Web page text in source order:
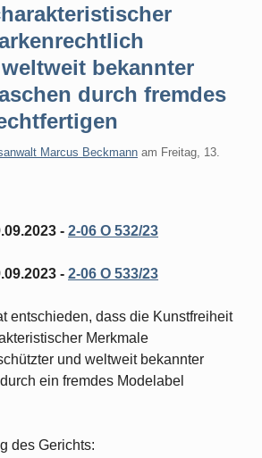
bekannter
durch fremdes
Marcus Beckmann am Freitag, 13.
- 2-06 O 532/23
- 2-06 O 533/23
entschieden, dass die Kunstfreiheit
Merkmale
und weltweit bekannter
ein fremdes Modelabel
des Gerichts: